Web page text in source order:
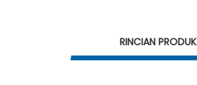
RINCIAN PRODUK